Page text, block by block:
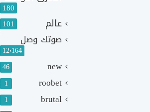
180
عالم 101
صوتك وصل
12٬164
new
46
roobet
1
brutal
1